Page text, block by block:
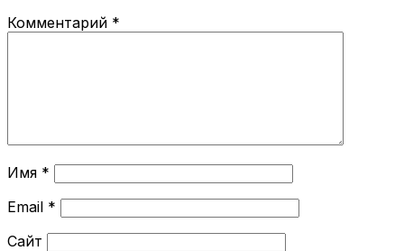
Комментарий *
Имя *
Email *
Сайт